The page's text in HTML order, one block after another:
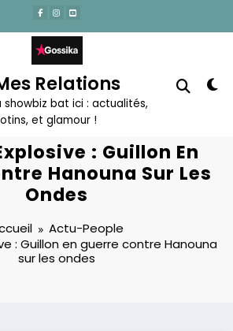
Relations
bat ici : actualités,
et glamour !
: Guillon En
Hanouna Sur Les
Ondes
Actu-People
: Guillon en guerre contre Hanouna
sur les ondes